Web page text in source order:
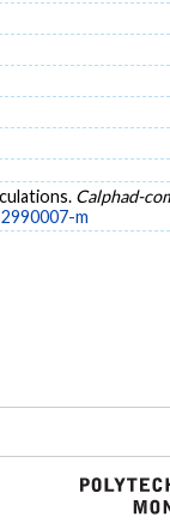
Calphad-
m